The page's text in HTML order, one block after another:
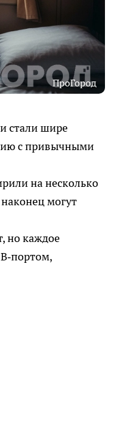
ПроГород
стали шире
с привычными
на несколько
могут
но каждое